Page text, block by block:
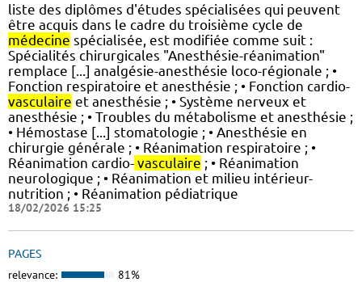
liste des diplômes d'études spécialisées qui peuvent
être acquis dans le cadre du troisième cycle de
médecine spécialisée, est modifiée comme suit :
Spécialités chirurgicales "Anesthésie-réanimation"
remplace [...] analgésie-anesthésie loco-régionale ; •
Fonction respiratoire et anesthésie ; • Fonction cardio-
vasculaire et anesthésie ; • Système nerveux et
anesthésie ; • Troubles du métabolisme et anesthésie ;
• Hémostase [...] stomatologie ; • Anesthésie en
chirurgie générale ; • Réanimation respiratoire ; •
Réanimation cardio- vasculaire ; • Réanimation
neurologique ; • Réanimation et milieu intérieur-
nutrition ; • Réanimation pédiatrique
18/02/2026 15:25
PAGES
relevance: 81%